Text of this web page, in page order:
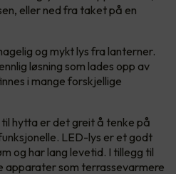
eller ned fra taket på en
og mykt lys fra lanterner.
løsning som lades opp av
i mange forskjellige
hytta er det greit å tenke på
LED-lys er et godt
og har lang levetid. I tillegg til
apparater som terrassevarmere